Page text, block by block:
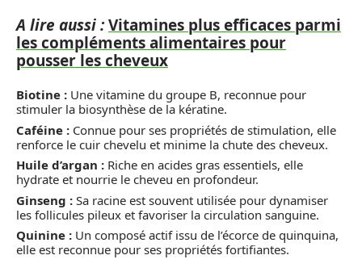
A lire aussi :Vitamines plus efficaces parmi
les compléments alimentaires pour
pousser les cheveux
Biotine : Une vitamine du groupe B, reconnue pour
stimuler la biosynthèse de la kératine.
Caféine : Connue pour ses propriétés de stimulation, elle
renforce le cuir chevelu et minime la chute des cheveux.
Huile d’argan : Riche en acides gras essentiels, elle
hydrate et nourrie le cheveu en profondeur.
Ginseng : Sa racine est souvent utilisée pour dynamiser
les follicules pileux et favoriser la circulation sanguine.
Quinine : Un composé actif issu de l’écorce de quinquina,
elle est reconnue pour ses propriétés fortifiantes.